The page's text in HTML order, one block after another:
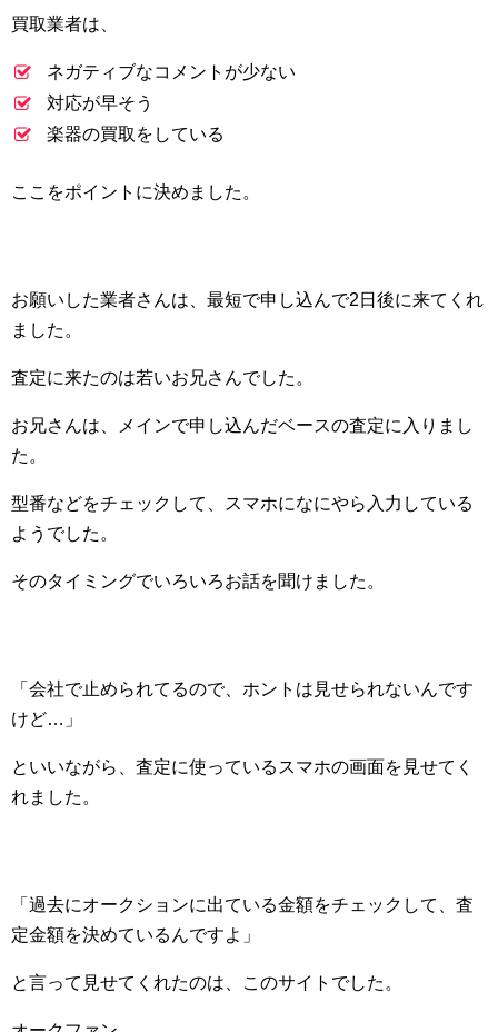
買取業者は、
ネガティブなコメントが少ない
対応が早そう
楽器の買取をしている
ここをポイントに決めました。
お願いした業者さんは、最短で申し込んで2日後に来てくれ
ました。
査定に来たのは若いお兄さんでした。
お兄さんは、メインで申し込んだベースの査定に入りまし
た。
型番などをチェックして、スマホになにやら入力している
ようでした。
そのタイミングでいろいろお話を聞けました。
「会社で止められてるので、ホントは見せられないんです
けど…」
といいながら、査定に使っているスマホの画面を見せてく
れました。
「過去にオークションに出ている金額をチェックして、査
定金額を決めているんですよ」
と言って見せてくれたのは、このサイトでした。